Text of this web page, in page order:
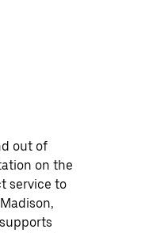
out of
on the
service to